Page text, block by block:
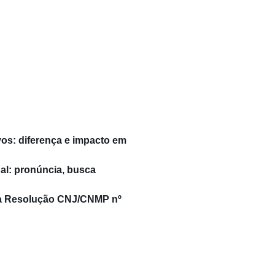
diferença e impacto em
pronúncia, busca
CNJ/CNMP nº